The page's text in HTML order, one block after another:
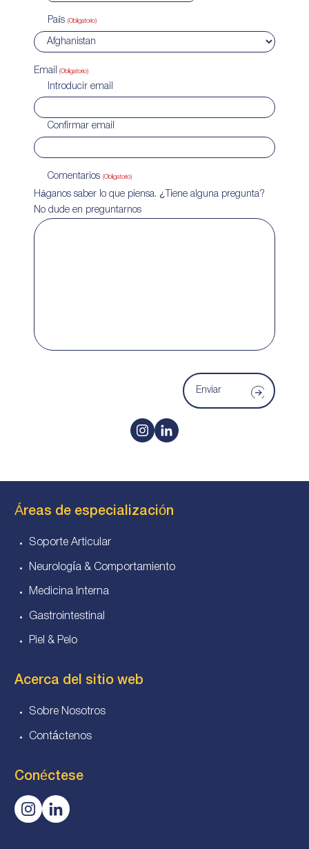
País (Obligatorio)
Email (Obligatorio)
Introducir email
Confirmar email
Comentarios (Obligatorio)
Háganos saber lo que piensa. ¿Tiene alguna pregunta?
No dude en preguntarnos
Enviar
Áreas de especialización
Soporte Articular
Neurología & Comportamiento
Medicina Interna
Gastrointestinal
Piel & Pelo
Acerca del sitio web
Sobre Nosotros
Contáctenos
Conéctese